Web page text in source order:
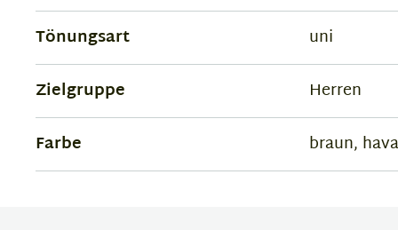
Tönungsart
uni
Zielgruppe
Herren
Farbe
braun,